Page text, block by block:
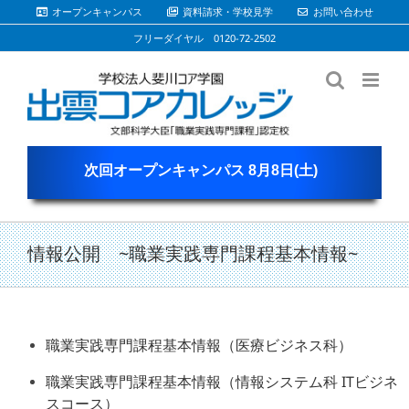
to
content
オープンキャンパス 資料請求・学校見学
お問い合わせ
フリーダイヤル 0120-72-2502
次回オープンキャンパス 8月8日(土)
情報公開 ~職業実践専門課程基本情報~
職業実践専門課程基本情報（医療ビジネス科）
職業実践専門課程基本情報（情報システム科 ITビジネ
スコース）